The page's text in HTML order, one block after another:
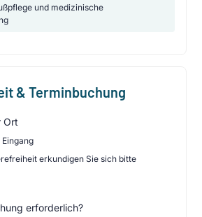
und medizinische
& Terminbuchung
Ort
erkundigen Sie sich bitte
erforderlich?